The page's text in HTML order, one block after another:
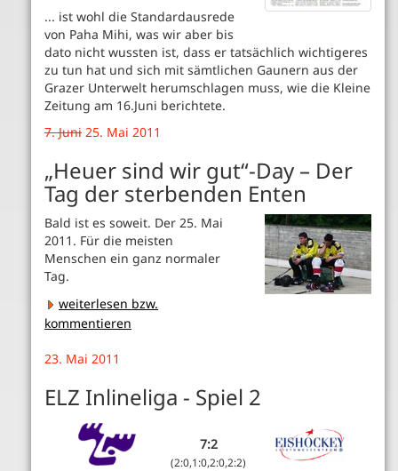
... ist wohl die Standardausrede
von Paha Mihi, was wir aber bis
dato nicht wussten ist, dass er tatsächlich wichtigeres
zu tun hat und sich mit sämtlichen Gaunern aus der
Grazer Unterwelt herumschlagen muss, wie die Kleine
Zeitung am 16.Juni berichtete.
7. Juni 25. Mai 2011
„Heuer sind wir gut“-Day – Der
Tag der sterbenden Enten
Bald ist es soweit. Der 25. Mai
2011. Für die meisten
Menschen ein ganz normaler
Tag.
weiterlesen bzw.
kommentieren
23. Mai 2011
ELZ Inlineliga - Spiel 2
7:2
(2:0,1:0,2:0,2:2)